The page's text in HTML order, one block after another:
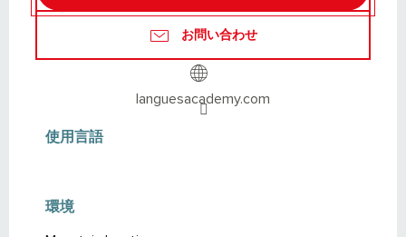
お問い合わせ
languesacademy.com
使用言語
使用言語
環境
環境